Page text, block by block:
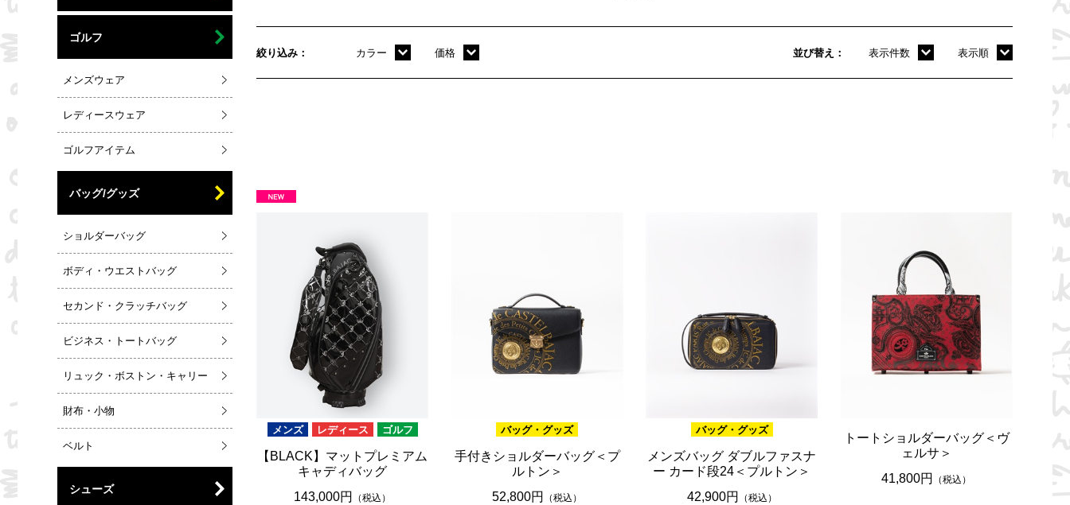
靴
ゴルフ
メンズウェア
レディースウェア
ゴルフアイテム
バッグ/グッズ
ショルダーバッグ
ボディ・ウエストバッグ
セカンド・クラッチバッグ
ビジネス・トートバッグ
リュック・ボストン・キャリー
財布・小物
ベルト
シューズ
絞り込み カラー
イエロー
グレー
パープル
ベージュ
価格 並び替え 表示件数 表示順
メンズ レディース ゴルフ
【BLACK】マットプレミアム
キャディバッグ
143,000円
（税込）
バッグ・グッズ
手付きショルダーバッグ＜プ
ルトン＞
52,800円
（税込）
バッグ・グッズ
メンズバッグ ダブルファスナ
ー カード段24＜プルトン＞
42,900円
（税込）
トートショルダーバッグ＜ヴ
ェルサ＞
41,800円
（税込）